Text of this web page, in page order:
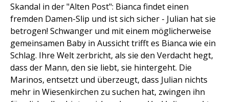
Skandal in der "Alten Post": Bianca findet einen
fremden Damen-Slip und ist sich sicher - Julian hat sie
betrogen! Schwanger und mit einem möglicherweise
gemeinsamen Baby in Aussicht trifft es Bianca wie ein
Schlag. Ihre Welt zerbricht, als sie den Verdacht hegt,
dass der Mann, den sie liebt, sie hintergeht. Die
Marinos, entsetzt und überzeugt, dass Julian nichts
mehr in Wiesenkirchen zu suchen hat, zwingen ihn